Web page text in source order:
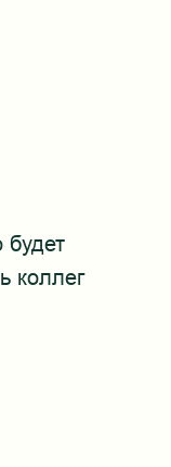
будет
коллег